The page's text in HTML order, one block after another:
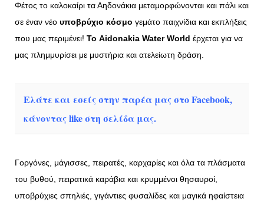
Φέτος το καλοκαίρι τα Αηδονάκια μεταμορφώνονται και πάλι και
σε έναν νέο υποβρύχιο κόσμο γεμάτο παιχνίδια και εκπλήξεις
που μας περιμένει! Το Aidonakia Water World έρχεται για να
μας πλημμυρίσει με μυστήρια και ατελείωτη δράση.
Ελάτε και εσείς στην παρέα μας στο Facebook,
κάνοντας like στη σελίδα μας.
Γοργόνες, μάγισσες, πειρατές, καρχαρίες και όλα τα πλάσματα
του βυθού, πειρατικά καράβια και κρυμμένοι θησαυροί,
υποβρύχιες σπηλιές, γιγάντιες φυσαλίδες και μαγικά ηφαίστεια